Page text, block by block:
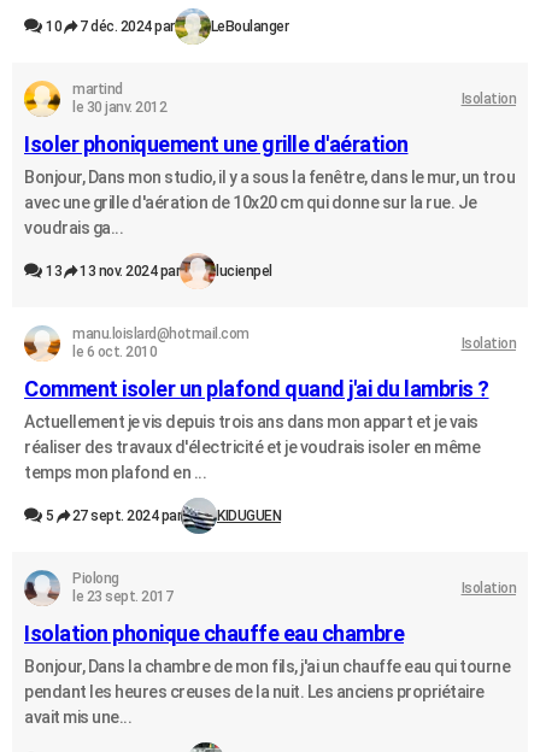
10 7 déc. 2024 par LeBoulanger
martind
le 30 janv. 2012
Isolation
Isoler phoniquement une grille d'aération
Bonjour, Dans mon studio, il y a sous la fenêtre, dans le mur, un trou
avec une grille d'aération de 10x20 cm qui donne sur la rue. Je
voudrais ga...
13 13 nov. 2024 par lucienpel
manu.loislard@hotmail.com
le 6 oct. 2010
Isolation
Comment isoler un plafond quand j'ai du lambris ?
Actuellement je vis depuis trois ans dans mon appart et je vais
réaliser des travaux d'électricité et je voudrais isoler en même
temps mon plafond en ...
5 27 sept. 2024 par KIDUGUEN
Piolong
le 23 sept. 2017
Isolation
Isolation phonique chauffe eau chambre
Bonjour, Dans la chambre de mon fils, j'ai un chauffe eau qui tourne
pendant les heures creuses de la nuit. Les anciens propriétaire
avait mis une...